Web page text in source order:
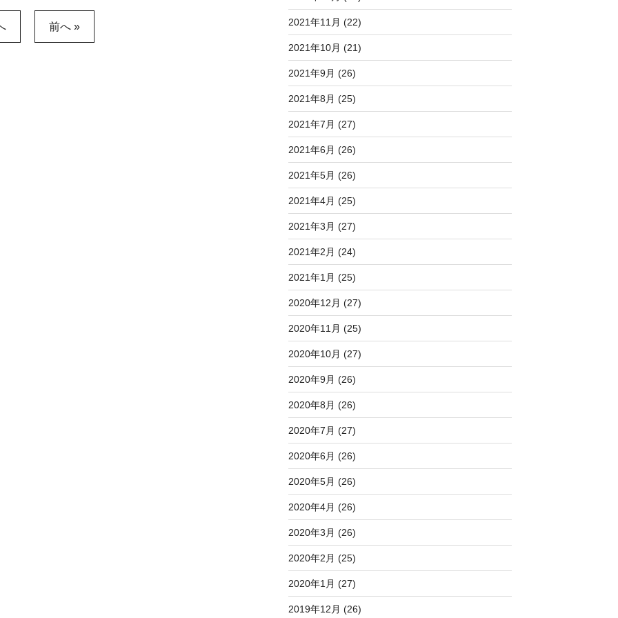
前へ » 2021年11月 (22)
2021年10月 (21)
2021年9月 (26)
2021年8月 (25)
2021年7月 (27)
2021年6月 (26)
2021年5月 (26)
2021年4月 (25)
2021年3月 (27)
2021年2月 (24)
2021年1月 (25)
2020年12月 (27)
2020年11月 (25)
2020年10月 (27)
2020年9月 (26)
2020年8月 (26)
2020年7月 (27)
2020年6月 (26)
2020年5月 (26)
2020年4月 (26)
2020年3月 (26)
2020年2月 (25)
2020年1月 (27)
2019年12月 (26)